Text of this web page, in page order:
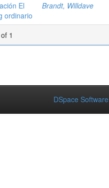
El
ordinario
Brandt, Willdave
1
DSpace Software